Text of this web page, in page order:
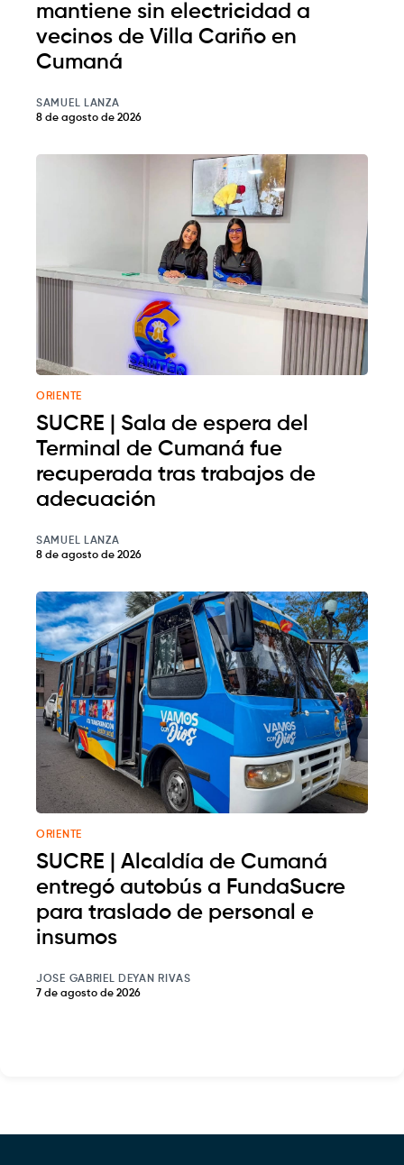
mantiene sin electricidad a
vecinos de Villa Cariño en
Cumaná
SAMUEL LANZA
8 de agosto de 2026
ORIENTE
SUCRE | Sala de espera del
Terminal de Cumaná fue
recuperada tras trabajos de
adecuación
SAMUEL LANZA
8 de agosto de 2026
ORIENTE
SUCRE | Alcaldía de Cumaná
entregó autobús a FundaSucre
para traslado de personal e
insumos
JOSE GABRIEL DEYAN RIVAS
7 de agosto de 2026